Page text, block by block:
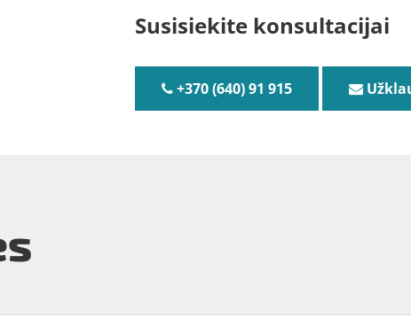
Susisiekite konsultacijai
+370 (640) 91 915